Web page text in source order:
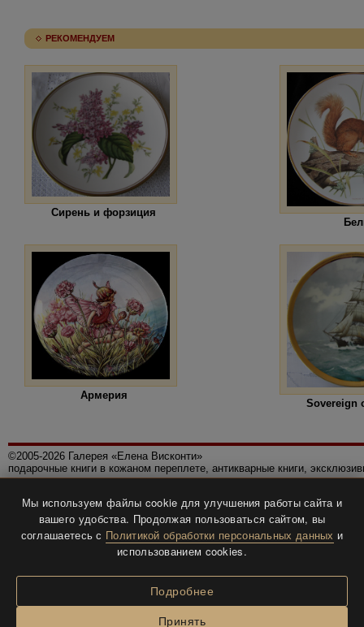
РЕКОМЕНДУЕМ
Сирень и форзиция
Армерия
Sovereign
©2005-2026 Галерея «Елена Висконти»
подарочные книги в кожаном переплете, антикварные книги,
Политика конфиденциальности
Все права защищены.
Разработка и дизайнBTV-info.
Мы используем файлы cookie для улучшения работы сайта и
вашего удобства. Продолжая пользоваться сайтом, вы
соглашаетесь с Политикой обработки персональных данных и
использованием cookies.
Подробнее
Принять